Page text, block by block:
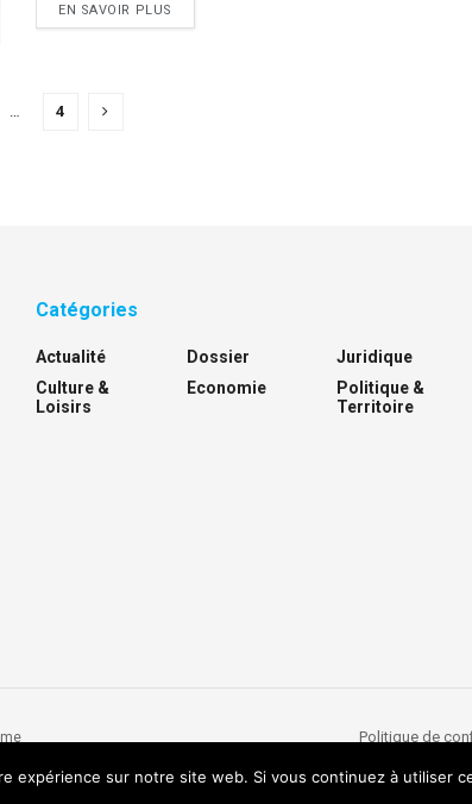
EN SAVOIR PLUS
… 4
Catégories
Actualité
Culture &
Loisirs
Dossier
Economie
Juridique
Politique &
Territoire
Politique de
expérience sur notre site web. Si vous continuez à utiliser